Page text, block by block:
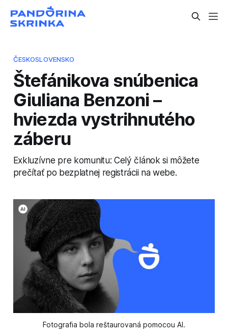
ČESKOSLOVENSKO
Štefánikova snúbenica
Giuliana Benzoni –
hviezda vystrihnutého
záberu
Exkluzívne pre komunitu: Celý článok si môžete
prečítať po bezplatnej registrácii na webe.
Fotografia bola reštaurovaná pomocou AI.